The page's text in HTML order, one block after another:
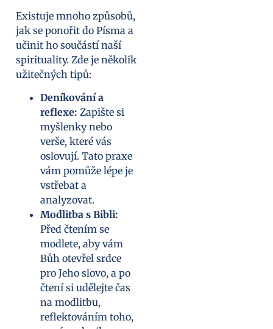
Existuje mnoho způsobů,
jak se ponořit do Písma a
učinit ho součástí naší
spirituality. Zde je několik
užitečných tipů:
Deníkování a
reflexe: Zapište si
myšlenky nebo
verše, které vás
oslovují. Tato praxe
vám pomůže lépe je
vstřebat a
analyzovat.
Modlitba s Bibli:
Před čtením se
modlete, aby vám
Bůh otevřel srdce
pro Jeho slovo, a po
čtení si udělejte čas
na modlitbu,
reflektováním toho,